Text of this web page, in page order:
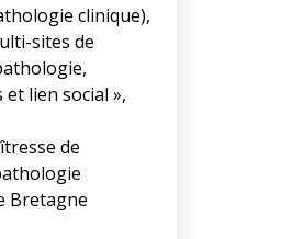
clinique),
sites de
lien social »,
de
Bretagne